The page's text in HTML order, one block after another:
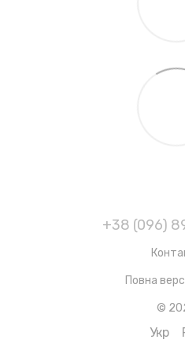
+38 (096)
Повна
©
Укр